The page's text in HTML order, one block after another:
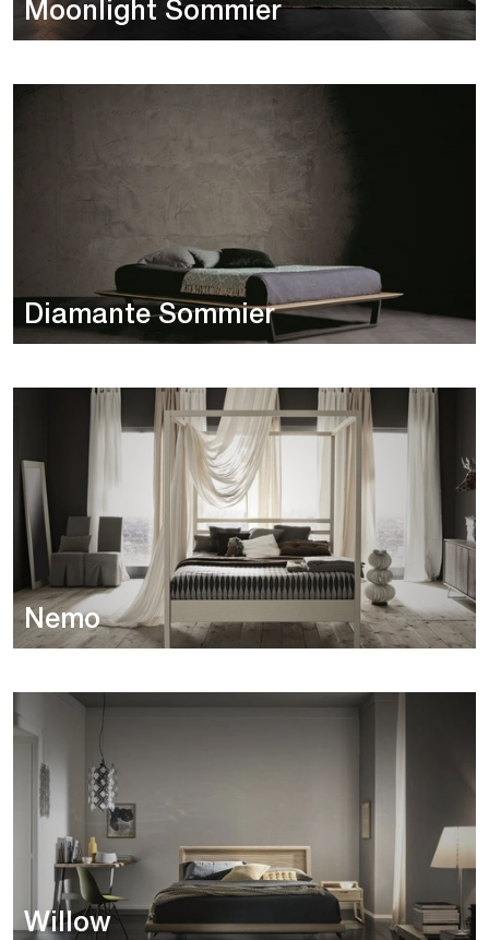
Moonlight Sommier
Diamante Sommier
Nemo
Willow